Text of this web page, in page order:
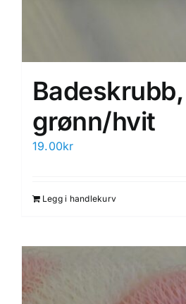
Badeskrubb,
grønn/hvit
19.00kr
Legg i handlekurv